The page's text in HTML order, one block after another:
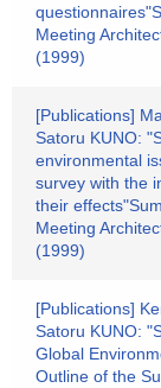
Meeting
(1999)
[Publications]
Satoru KUNO:
environmental
survey with the
their
Meeting
(1999)
[Publications]
Satoru KUNO:
Global
Outline of the